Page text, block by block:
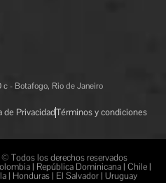
- Botafogo, Rio de Janeiro
de PrivacidadTérminos y condiciones
Todos los derechos reservados
| República Dominicana | Chile |
| Honduras | El Salvador | Uruguay